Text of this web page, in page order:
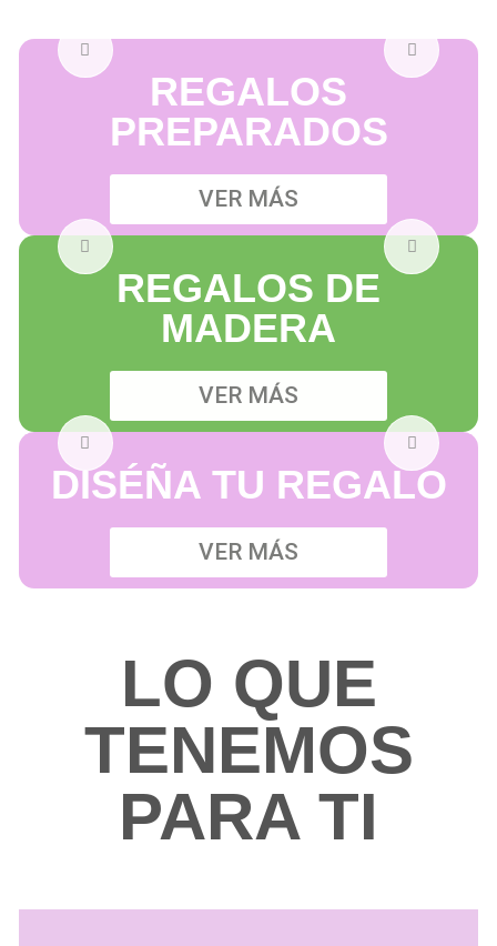
REGALOS
PREPARADOS
VER MÁS
REGALOS DE
MADERA
VER MÁS
DISÉÑA TU REGALO
VER MÁS
LO QUE
TENEMOS
PARA TI